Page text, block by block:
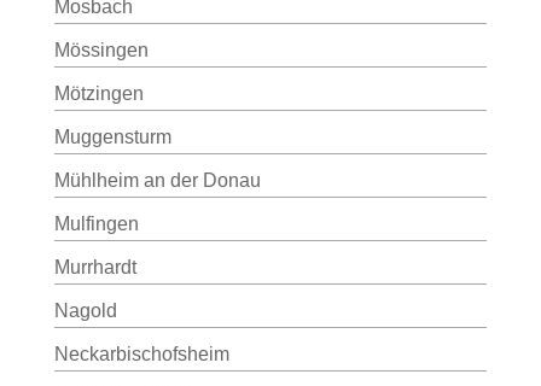
Mosbach
Mössingen
Mötzingen
Muggensturm
Mühlheim an der Donau
Mulfingen
Murrhardt
Nagold
Neckarbischofsheim